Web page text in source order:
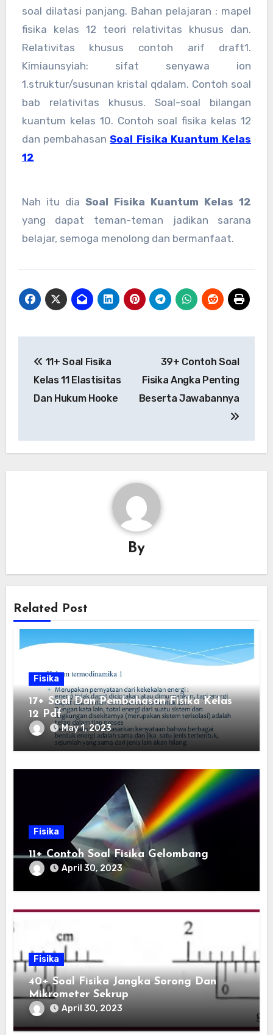
soal dilatasi panjang. Bahan pelajaran : mapel
fisika kelas 12 teori relativitas khusus dan.
Relativitas khusus contoh arif draft1.
Kimiaunsyiah: sifat senyawa ion
1.struktur/susunan kristal qdalam. Contoh soal
bab relativitas khusus. Soal-soal bilangan
kuantum kelas 10. Contoh soal fisika kelas 12
dan pembahasanSoal Fisika Kuantum Kelas
12
Nah itu dia Soal Fisika Kuantum Kelas 12
yang dapat teman-teman jadikan sarana
belajar, semoga menolong dan bermanfaat.
navigation
11+ Soal Fisika
Kelas 11 Elastisitas
Dan Hukum Hooke
39+ Contoh Soal
Fisika Angka Penting
Beserta Jawabannya
By
Related Post
Fisika
17+ Soal Dan Pembahasan Fisika Kelas
12 Pdf
May 1, 2023
Fisika
11+ Contoh Soal Fisika Gelombang
April 30, 2023
Fisika
40+ Soal Fisika Jangka Sorong Dan
Mikrometer Sekrup
April 30, 2023